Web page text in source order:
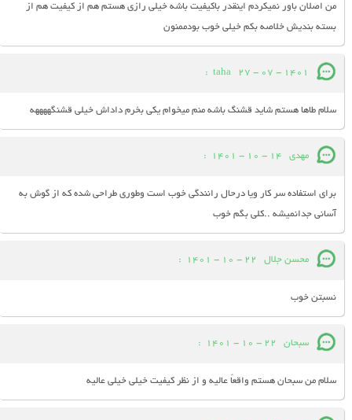
من اصلان باور نميكردم اينقدر باكيفيت باشه خيلى رازى هستم هم از كيفيت هم از
بسته بنديش خلاصه بكم خيلى خوب بودممنون
taha 27 - 07 - 1401
:
سلام طاها هستم شاید قشنگ باشه منم میخوام یکی بخرم داداش خیلی قشنگههههه
مهدی 14 - 10 - 1401
:
برای استفاده سر کار ویا درحال رانندگی خوب است وطوری طراحی شده که از گوش به
آسانی جدانمیشه ..کلی بگم خوب
محسن جلال 22 - 10 - 1401
:
نسبتن خوب
سبحان 22 - 10 - 1401
:
سلام من سبحان هستم واقعاً عالیه و از نظر کیفیت خیلی خیلی عالیه